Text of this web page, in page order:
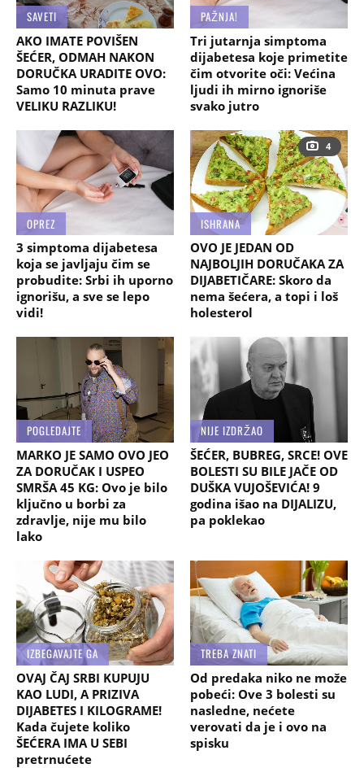
SAVETI
AKO IMATE POVIŠEN
ŠEĆER, ODMAH NAKON
DORUČKA URADITE OVO:
Samo 10 minuta prave
VELIKU RAZLIKU!
PAŽNJA!
Tri jutarnja simptoma
dijabetesa koje primetite
čim otvorite oči: Većina
ljudi ih mirno ignoriše
svako jutro
OPREZ
3 simptoma dijabetesa
koja se javljaju čim se
probudite: Srbi ih uporno
ignorišu, a sve se lepo
vidi!
4
ISHRANA
OVO JE JEDAN OD
NAJBOLJIH DORUČAKA ZA
DIJABETIČARE: Skoro da
nema šećera, a topi i loš
holesterol
POGLEDAJTE
MARKO JE SAMO OVO JEO
ZA DORUČAK I USPEO
SMRŠA 45 KG: Ovo je bilo
ključno u borbi za
zdravlje, nije mu bilo
lako
NIJE IZDRŽAO
ŠEĆER, BUBREG, SRCE! OVE
BOLESTI SU BILE JAČE OD
DUŠKA VUJOŠEVIĆA! 9
godina išao na DIJALIZU,
pa poklekao
IZBEGAVAJTE GA
OVAJ ČAJ SRBI KUPUJU
KAO LUDI, A PRIZIVA
DIJABETES I KILOGRAME!
Kada čujete koliko
ŠEĆERA IMA U SEBI
pretrnućete
TREBA ZNATI
Od predaka niko ne može
pobeći: Ove 3 bolesti su
nasledne, nećete
verovati da je i ovo na
spisku